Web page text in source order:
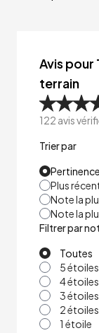
Avis
terrain
122 avis
Trier par
Pertinence
Plus
Note la
Note la
Filtrer par
Toutes
5 étoiles
4 étoiles
3 étoiles
2 étoiles
1 étoile